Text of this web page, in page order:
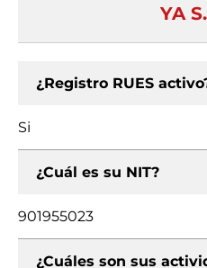
YA
¿Registro RUES
Si
¿Cuál es su NIT?
901955023
¿Cuáles son sus